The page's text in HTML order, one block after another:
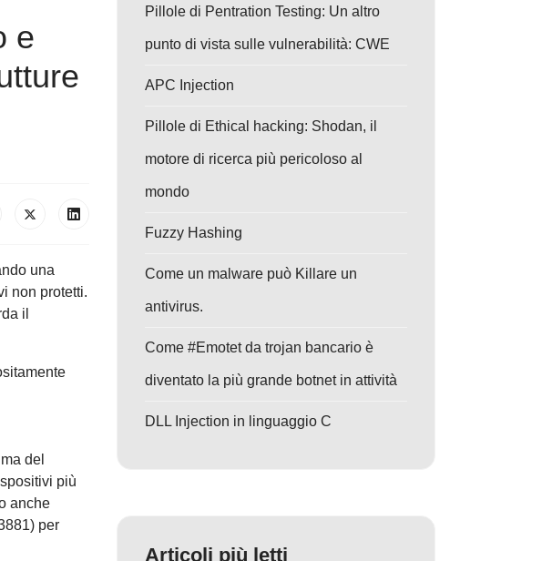
e
una
non protetti.
il
del
più
anche
per
Pillole di Pentration Testing: Un altro
punto di vista sulle vulnerabilità: CWE
APC Injection
Pillole di Ethical hacking: Shodan, il
motore di ricerca più pericoloso al
mondo
Fuzzy Hashing
Come un malware può Killare un
antivirus.
Come #Emotet da trojan bancario è
diventato la più grande botnet in attività
DLL Injection in linguaggio C
Articoli più letti